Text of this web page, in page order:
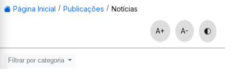
Página Inicial Publicações Notícias
A+ A-
Filtrar por categoria